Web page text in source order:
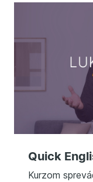
Quick
Kurzom